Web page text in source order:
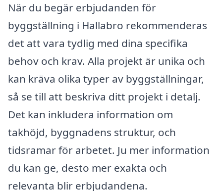
När du begär erbjudanden för
byggställning i Hallabro rekommenderas
det att vara tydlig med dina specifika
behov och krav. Alla projekt är unika och
kan kräva olika typer av byggställningar,
så se till att beskriva ditt projekt i detalj.
Det kan inkludera information om
takhöjd, byggnadens struktur, och
tidsramar för arbetet. Ju mer information
du kan ge, desto mer exakta och
relevanta blir erbjudandena.